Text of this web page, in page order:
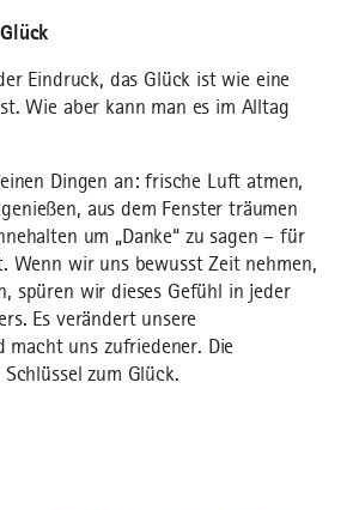
Eindruck, das Glück ist wie eine
Wie aber kann man es im Alltag
Dingen an: frische Luft atmen,
aus dem Fenster träumen
um „Danke“ zu sagen – für
Wenn wir uns bewusst Zeit nehmen,
spüren wir dieses Gefühl in jeder
Es verändert unsere
macht uns zufriedener. Die
zum Glück.